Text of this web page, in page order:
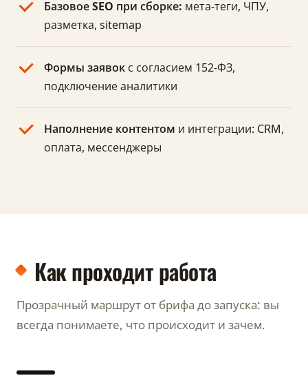
Базовое SEO при сборке: мета-теги, ЧПУ,
разметка, sitemap
Формы заявок с согласием 152-ФЗ,
подключение аналитики
Наполнение контентом и интеграции: CRM,
оплата, мессенджеры
Как проходит работа
Прозрачный маршрут от брифа до запуска: вы
всегда понимаете, что происходит и зачем.